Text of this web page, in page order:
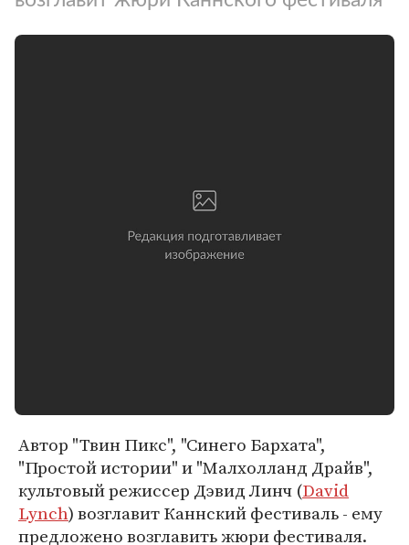
Автор "Твин Пикс", "Синего Бархата",
"Простой истории" и "Малхолланд Драйв",
культовый режиссер Дэвид Линч (David
Lynch) возглавит Каннский фестиваль - ему
предложено возглавить жюри фестиваля.